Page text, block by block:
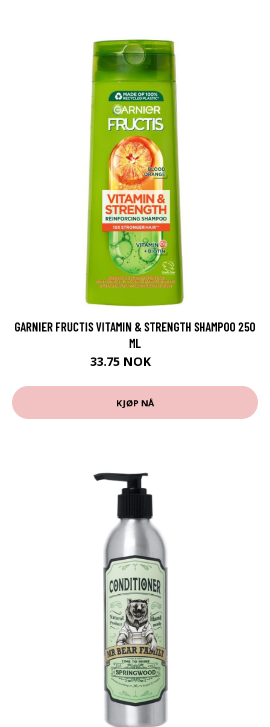
GARNIER FRUCTIS VITAMIN & STRENGTH SHAMPOO 250
ML
33.75 NOK
KJØP NÅ